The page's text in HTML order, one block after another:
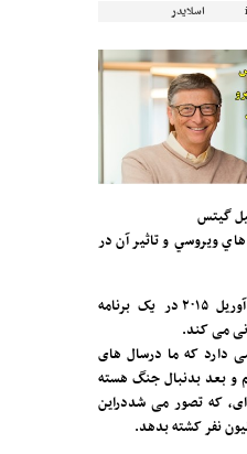
اسلایدر
گیتس
ويروسي و تاثير آن در
🔻بیل گیتس در سوم آوریل ٢٠١۵ در یک برنامه
می کند.
دارد که ما درسال های
و بعد بدنبال جنگ هسته
که تصور می شددراین
نفر کشته بدهد.